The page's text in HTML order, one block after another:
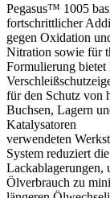
Pegasus™ 1005
fortschrittlicher
gegen Oxidation
Nitration sowie für
Formulierung
für den Schutz von
Buchsen, Lagern
Katalysatoren
verwendeten
System reduziert
Lackablagerungen,
Ölverbrauch zu